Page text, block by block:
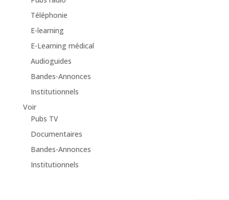
Téléphonie
E-learning
E-Learning médical
Audioguides
Bandes-Annonces
Institutionnels
Voir
Pubs TV
Documentaires
Bandes-Annonces
Institutionnels